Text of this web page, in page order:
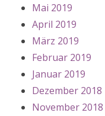
Mai 2019
April 2019
März 2019
Februar 2019
Januar 2019
Dezember 2018
November 2018